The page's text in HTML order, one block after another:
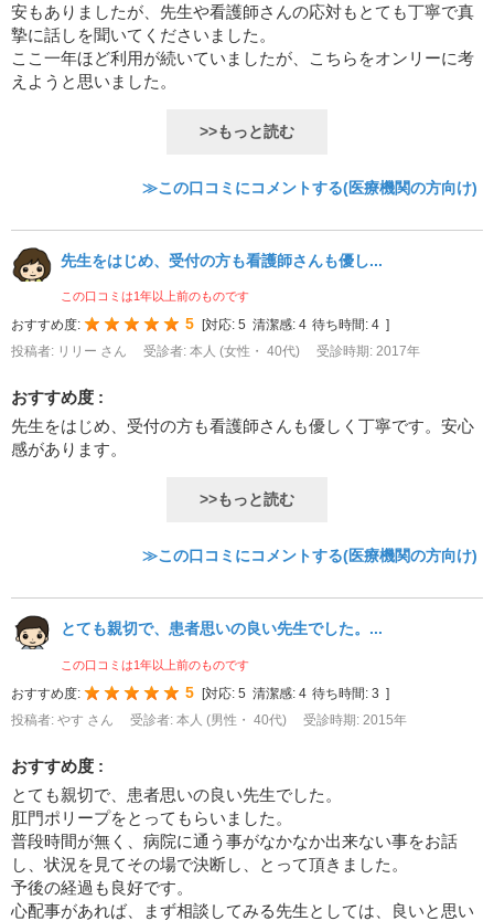
安もありましたが、先生や看護師さんの応対もとても丁寧で真
摯に話しを聞いてくださいました。
ここ一年ほど利用が続いていましたが、こちらをオンリーに考
えようと思いました。
>>もっと読む
≫この口コミにコメントする(医療機関の方向け)
先生をはじめ、受付の方も看護師さんも優し...
この口コミは1年以上前のものです
おすすめ度: 5 対応: 5 清潔感: 4 待ち時間: 4
投稿者: リリー さん
受診者: 本人 (女性・ 40代) 受診時期: 2017年
おすすめ度 :
先生をはじめ、受付の方も看護師さんも優しく丁寧です。安心
感があります。
>>もっと読む
≫この口コミにコメントする(医療機関の方向け)
とても親切で、患者思いの良い先生でした。...
この口コミは1年以上前のものです
おすすめ度: 5 [対応: 5 清潔感: 4 待ち時間: 3 ]
投稿者: やす さん
受診者: 本人 (男性・ 40代) 受診時期: 2015年
おすすめ度 :
とても親切で、患者思いの良い先生でした。
肛門ポリープをとってもらいました。
普段時間が無く、病院に通う事がなかなか出来ない事をお話
し、状況を見てその場で決断し、とって頂きました。
予後の経過も良好です。
心配事があれば、まず相談してみる先生としては、良いと思い